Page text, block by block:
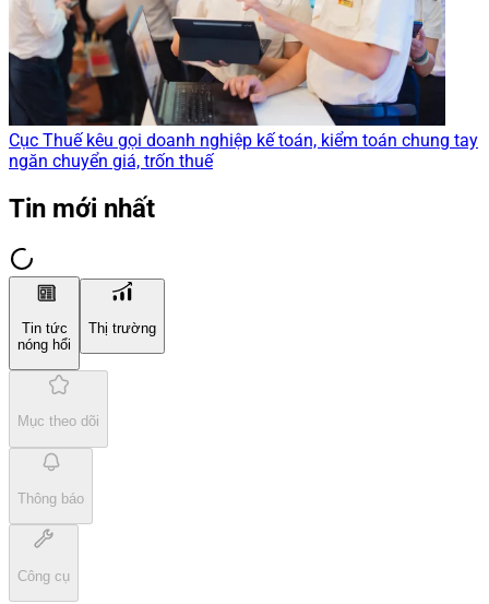
Cục Thuế kêu gọi doanh nghiệp kế toán, kiểm toán chung tay
ngăn chuyển giá, trốn thuế
Tin mới nhất
Tin tức
nóng hổi
Thị trường
Mục theo dõi
Thông báo
Công cụ